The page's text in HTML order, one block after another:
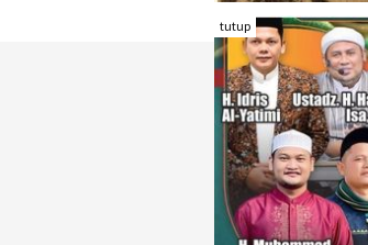
TENTANG RAMBU KOTA
KONTAK KAMI
KARIR
tutup